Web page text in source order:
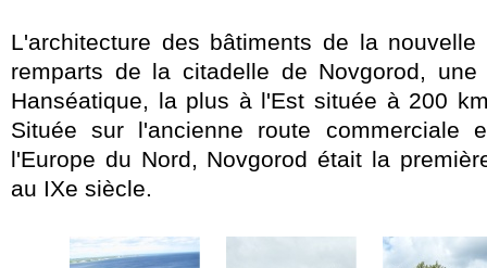
L'architecture des bâtiments de la
remparts de la citadelle de Novgorod,
Hanséatique, la plus à l'Est située à 200
Située sur l'ancienne route commerciale
l'Europe du Nord, Novgorod était la
au IXe siècle.